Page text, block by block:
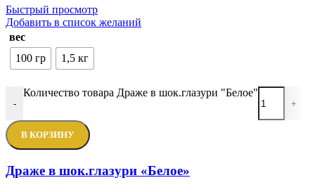
Быстрый просмотр
Добавить в список желаний
вес
100 гр
1,5 кг
-
Количество товара Драже в шок.глазури "Белое"
+
В КОРЗИНУ
Драже в шок.глазури «Белое»